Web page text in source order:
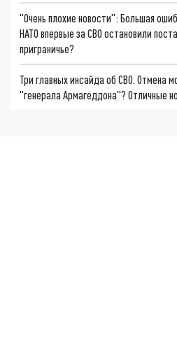
"Очень плохие новости": Большая
НАТО впервые за СВО остановили
приграничье?
Три главных инсайда об СВО. Отмена
"генерала Армагеддона"? Отличные